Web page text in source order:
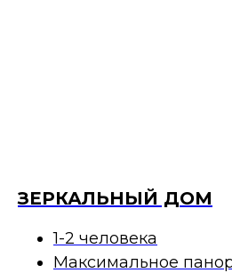
ЗЕРКАЛЬНЫЙ ДОМ
1-2 человека
Максимальное